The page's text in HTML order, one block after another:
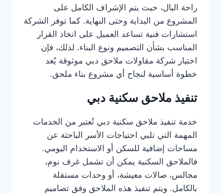
راحة البال، حيث يتم الإشراف الكامل على
المشروع من البداية وحتى النهاية. كما توفر الشركة
استشارات فنية تساعد العميل على اتخاذ القرار
المناسب بشأن التصميم ونوع البناء. لذلك، فإن
اختيار شركة مقاولات ملاحق دبي موثوقة يُعد
خطوة أساسية لنجاح أي مشروع بناء ملحق.
تنفيذ ملاحق سكنية دبي
خدمة تنفيذ ملاحق سكنية دبي تُعتبر من الخدمات
المهمة التي تلبي احتياجات الأسر الباحثة عن
مساحات إضافية للسكن أو الاستخدام اليومي.
فالملاحق السكنية يمكن أن تشمل غرف نوم،
مجالس، صالات معيشة، أو وحدات مستقلة
بالكامل. ويتم تنفيذ هذه الملاحق وفق تصاميم